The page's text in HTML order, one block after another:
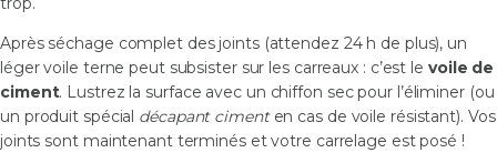
Après séchage complet des joints (attendez 24 h de plus), un
léger voile terne peut subsister sur les carreaux : c’est le voile de
ciment. Lustrez la surface avec un chiffon sec pour l’éliminer (ou
un produit spécial décapant ciment en cas de voile résistant). Vos
joints sont maintenant terminés et votre carrelage est posé !